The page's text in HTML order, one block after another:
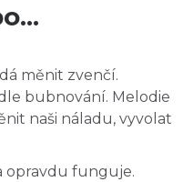
měnit zvenčí.
bubnování. Melodie
naši náladu, vyvolat
opravdu funguje.